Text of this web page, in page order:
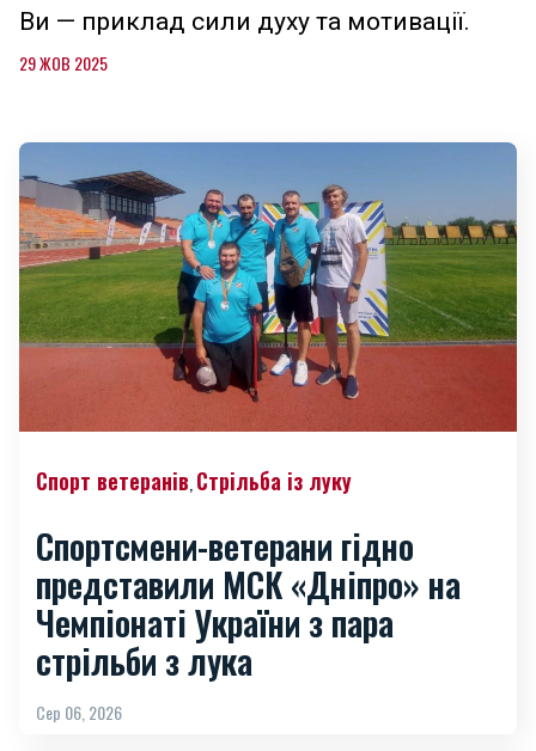
Ви — приклад сили духу та мотивації.
29 ЖОВ 2025
Спорт ветеранів Стрільба із луку
Спортсмени-ветерани гідно
представили МСК «Дніпро» на
Чемпіонаті України з пара
стрільби з лука
Сер 06, 2026